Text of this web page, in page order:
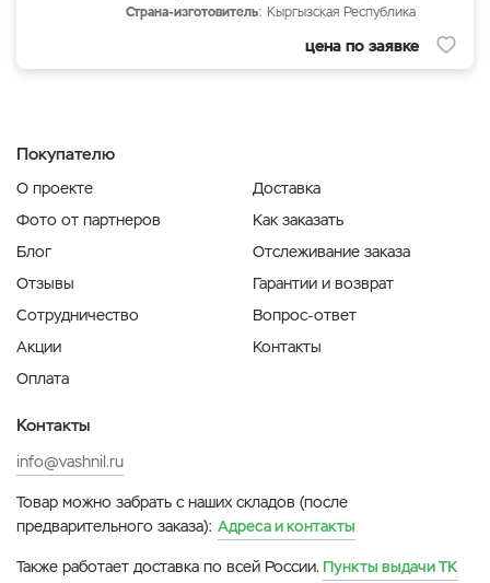
Страна-изготовитель: Кыргызская Республика
цена по заявке
Покупателю
О проекте
Фото от партнеров
Блог
Отзывы
Сотрудничество
Акции
Оплата
Доставка
Как заказать
Отслеживание заказа
Гарантии и возврат
Вопрос-ответ
Контакты
Контакты
info@vashnil.ru
Товар можно забрать с наших складов (после
предварительного заказа): Адреса и контакты
Также работает доставка по всей России. Пункты выдачи ТК